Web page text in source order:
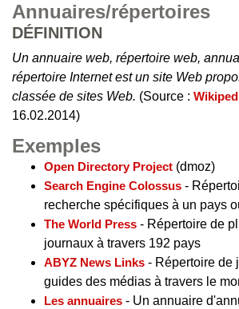
Annuaires/répertoires
DÉFINITION
Un annuaire web, répertoire web,
répertoire Internet est un site Web
classée de sites Web. (Source :
16.02.2014)
Exemples
Open Directory Project (dmoz)
Search Engine Colossus -
recherche spécifiques à un pays
The World Press - Répertoire de
journaux à travers 192 pays
ABYZ News Links - Répertoire de
guides des médias à travers le
Les annuaires - Un annuaire